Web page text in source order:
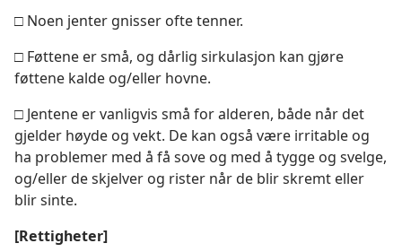
□ Noen jenter gnisser ofte tenner.
□ Føttene er små, og dårlig sirkulasjon kan gjøre
føttene kalde og/eller hovne.
□ Jentene er vanligvis små for alderen, både når det
gjelder høyde og vekt. De kan også være irritable og
ha problemer med å få sove og med å tygge og svelge,
og/eller de skjelver og rister når de blir skremt eller
blir sinte.
[Rettigheter]